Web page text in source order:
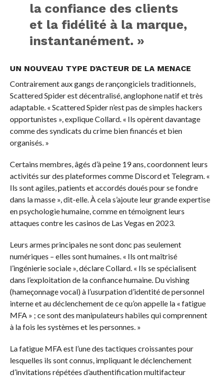
la confiance des clients
et la fidélité à la marque,
instantanément. »
UN NOUVEAU TYPE D’ACTEUR DE LA MENACE
Contrairement aux gangs de rançongiciels traditionnels,
Scattered Spider est décentralisé, anglophone natif et très
adaptable. « Scattered Spider n’est pas de simples hackers
opportunistes », explique Collard. « Ils opèrent davantage
comme des syndicats du crime bien financés et bien
organisés. »
Certains membres, âgés d’à peine 19 ans, coordonnent leurs
activités sur des plateformes comme Discord et Telegram. «
Ils sont agiles, patients et accordés doués pour se fondre
dans la masse », dit-elle. À cela s’ajoute leur grande expertise
en psychologie humaine, comme en témoignent leurs
attaques contre les casinos de Las Vegas en 2023.
Leurs armes principales ne sont donc pas seulement
numériques – elles sont humaines. « Ils ont maîtrisé
l’ingénierie sociale », déclare Collard. « Ils se spécialisent
dans l’exploitation de la confiance humaine. Du vishing
(hameçonnage vocal) à l’usurpation d’identité de personnel
interne et au déclenchement de ce qu’on appelle la « fatigue
MFA » ; ce sont des manipulateurs habiles qui comprennent
à la fois les systèmes et les personnes. »
La fatigue MFA est l’une des tactiques croissantes pour
lesquelles ils sont connus, impliquant le déclenchement
d’invitations répétées d’authentification multifacteur